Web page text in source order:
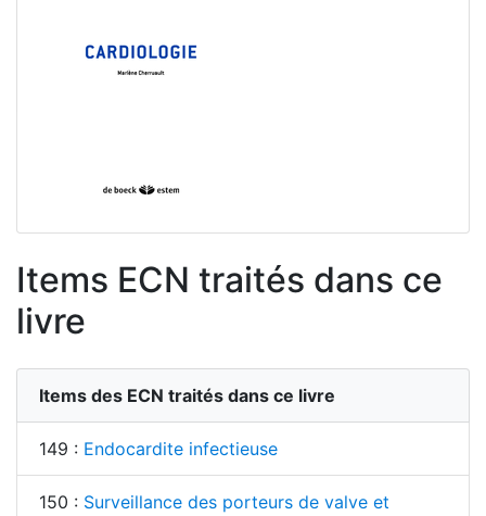
Items ECN traités dans ce
livre
Items des ECN traités dans ce livre
149 : Endocardite infectieuse
150 : Surveillance des porteurs de valve et